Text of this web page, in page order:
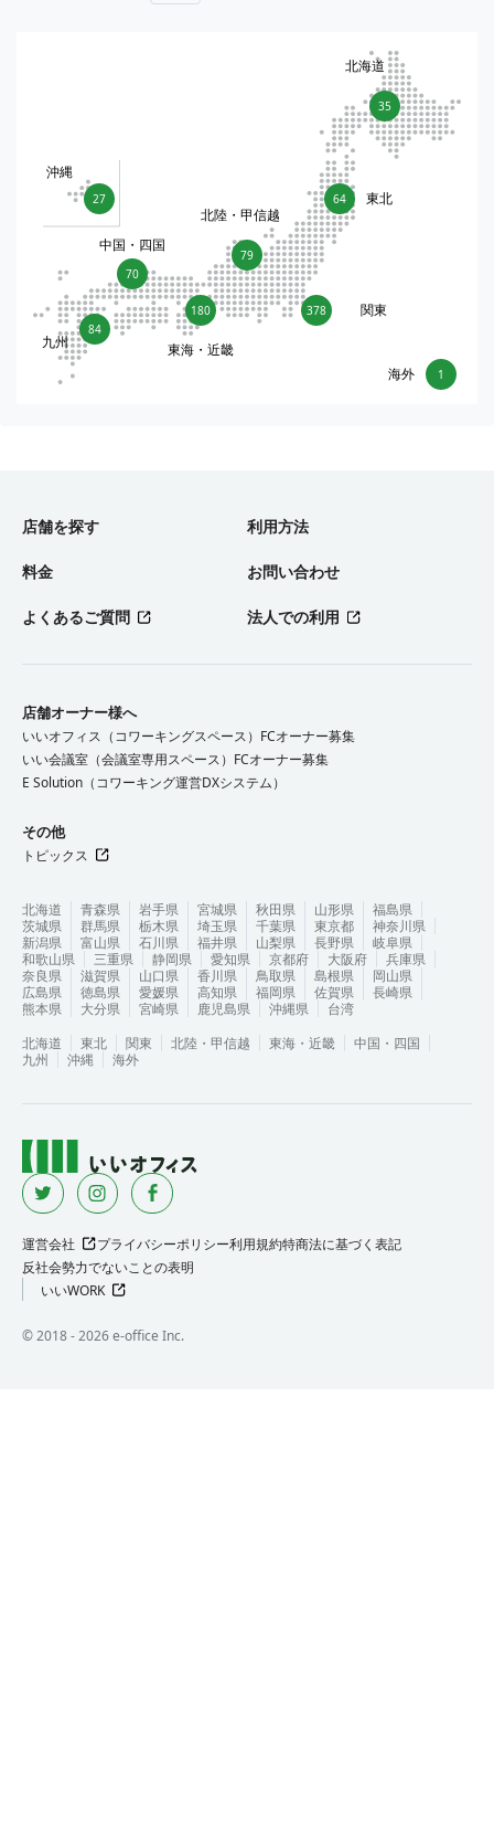
35
北海道
64 東北
378 関東
79
北陸・甲信越
180
東海・近畿
70
中国・四国
84
九州
27
沖縄
1
海外
店舗を探す 利用方法
料金 お問い合わせ
よくあるご質問 法人での利用
店舗オーナー様へ
いいオフィス（コワーキングスペース）FCオーナー募集
いい会議室（会議室専用スペース）FCオーナー募集
E Solution（コワーキング運営DXシステム）
その他
トピックス
北海道 青森県 岩手県 宮城県 秋田県 山形県
福島県
茨城県
群馬県 栃木県 埼玉県 千葉県 東京都
神奈川県
新潟県
富山県 石川県 福井県 山梨県 長野県
岐阜県
和歌山県
三重県 静岡県 愛知県 京都府 大阪府
兵庫県
奈良県
滋賀県 山口県 香川県 鳥取県 島根県
岡山県
広島県
徳島県 愛媛県 高知県 福岡県 佐賀県
長崎県
熊本県
大分県 宮崎県 鹿児島県 沖縄県
台湾
北海道
東北 関東 北陸・甲信越 東海・近畿
中国・四国
九州
沖縄 海外
運営会社 プライバシーポリシー利用規約特商法に基づく表記
反社会勢力でないことの表明
いいWORK
©︎ 2018 -2026e-office Inc.